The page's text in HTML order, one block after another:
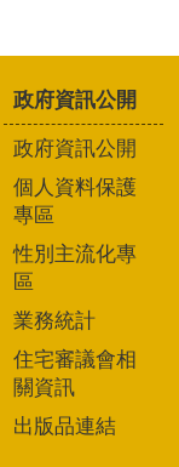
政府資訊公開
政府資訊公開
個人資料保護
專區
性別主流化專
區
業務統計
住宅審議會相
關資訊
出版品連結